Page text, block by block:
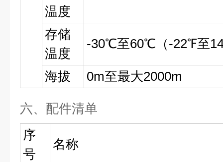
温度
存储
温度
-30℃至60℃（-22℉至
海拔 0m至最大2000m
六、配件清单
序
号
名称